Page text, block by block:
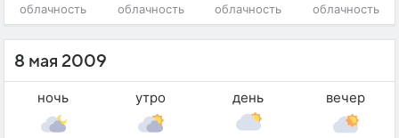
облачность облачность облачность облачность
8 мая 2009
ночь утро день вечер